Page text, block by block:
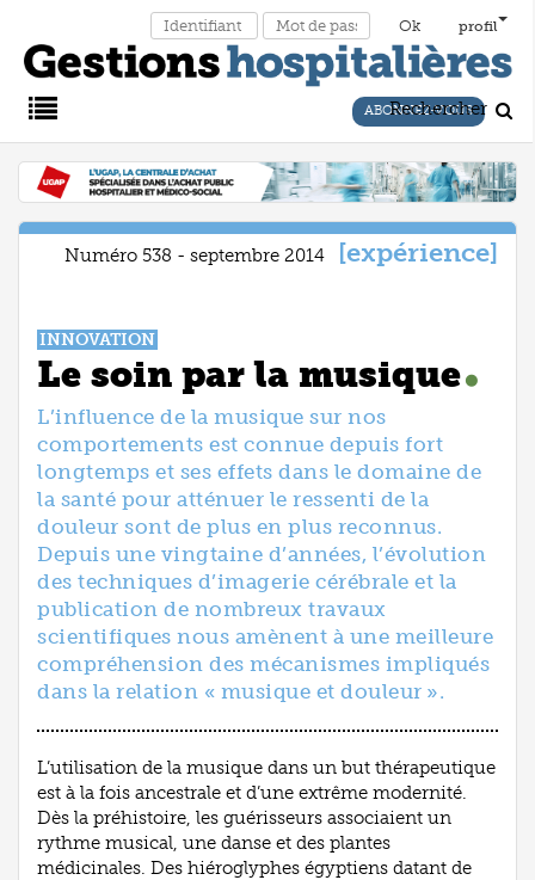
profil
Main
Menu
ABONNEZ-VOUS
Rechercher
Numéro 538 - septembre 2014 expérience
INNOVATION
Le soin par la musique
L’influence de la musique sur nos
comportements est connue depuis fort
longtemps et ses effets dans le domaine de
la santé pour atténuer le ressenti de la
douleur sont de plus en plus reconnus.
Depuis une vingtaine d’années, l’évolution
des techniques d’imagerie cérébrale et la
publication de nombreux travaux
scientifiques nous amènent à une meilleure
compréhension des mécanismes impliqués
dans la relation « musique et douleur ».
L’utilisation de la musique dans un but thérapeutique
est à la fois ancestrale et d’une extrême modernité.
Dès la préhistoire, les guérisseurs associaient un
rythme musical, une danse et des plantes
médicinales. Des hiéroglyphes égyptiens datant de